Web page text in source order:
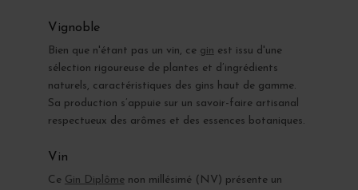
Vignoble
Bien que n'étant pas un vin, ce gin est issu d'une
sélection rigoureuse de plantes et d’ingrédients
naturels, caractéristiques des gins haut de gamme.
Sa production s’appuie sur un savoir-faire artisanal
respectueux des arômes et des essences botaniques.
Vin
Ce Gin Diplôme non millésimé (NV) présente un